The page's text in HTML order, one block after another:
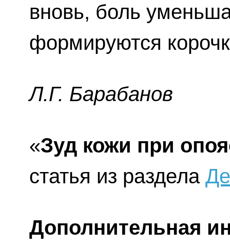
вновь, боль
формируются
Л.Г. Бapaбaнoв
«Зуд кожи при
статья из раздела
Дополнительная